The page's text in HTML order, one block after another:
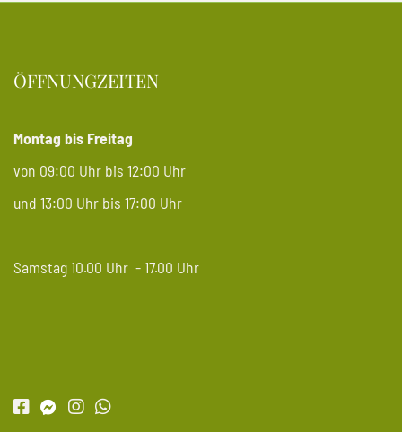
ÖFFNUNGZEITEN
Montag bis Freitag
von 09:00 Uhr bis 12:00 Uhr
und 13:00 Uhr bis 17:00 Uhr
Samstag 10.00 Uhr - 17.00 Uhr